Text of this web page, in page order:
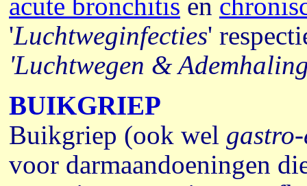
'Luchtweginfecties'
'Luchtwegen &
BUIKGRIEP
Buikgriep (ook wel
voor darmaandoeningen